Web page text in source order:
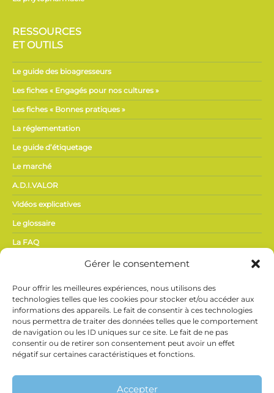
Gérer le consentement
Pour offrir les meilleures expériences, nous utilisons des
technologies telles que les cookies pour stocker et/ou accéder aux
informations des appareils. Le fait de consentir à ces technologies
nous permettra de traiter des données telles que le comportement
de navigation ou les ID uniques sur ce site. Le fait de ne pas
consentir ou de retirer son consentement peut avoir un effet
négatif sur certaines caractéristiques et fonctions.
Accepter
RESSOURCES
ET OUTILS
Le guide des bioagresseurs
Les fiches « Engagés pour nos cultures »
Les fiches « Bonnes pratiques »
La réglementation
Le guide d’étiquetage
Le marché
A.D.I.VALOR
Vidéos explicatives
Le glossaire
La FAQ
ACTUALITÉS,
PRESSE
Actualités du secteur
Espace presse
Vidéothèque
Ne manquez rien de l’actualité Phyteis !
à notre newsletter et recevez directement les